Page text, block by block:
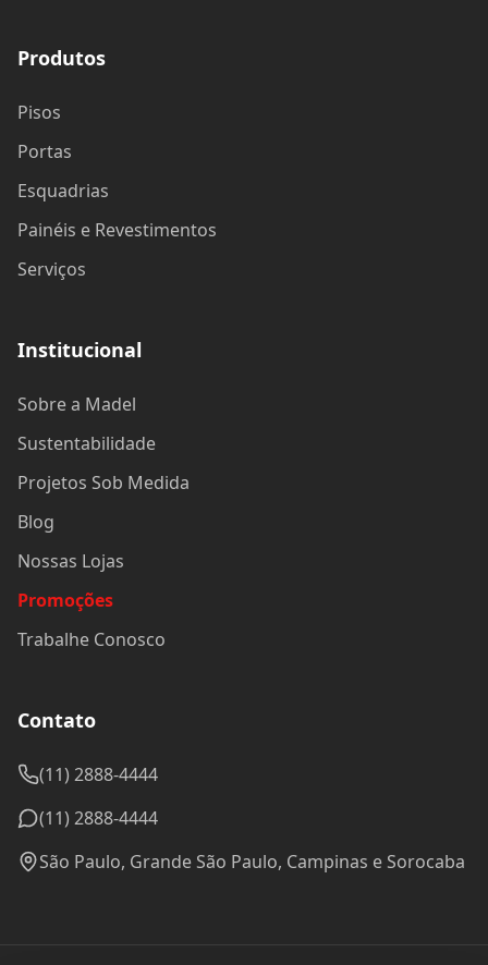
Produtos
Pisos
Portas
Esquadrias
Painéis e Revestimentos
Serviços
Institucional
Sobre a Madel
Sustentabilidade
Projetos Sob Medida
Blog
Nossas Lojas
Promoções
Trabalhe Conosco
Contato
(11) 2888-4444
(11) 2888-4444
São Paulo, Grande São Paulo, Campinas e Sorocaba